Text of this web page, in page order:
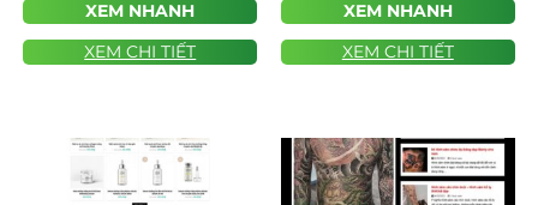
XEM NHANH
XEM CHI TIẾT
XEM NHANH
XEM CHI TIẾT